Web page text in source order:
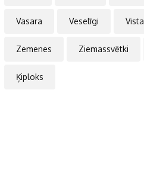
Vasara Veselīgi Vista
Zemenes Ziemassvētki
Ķiploks